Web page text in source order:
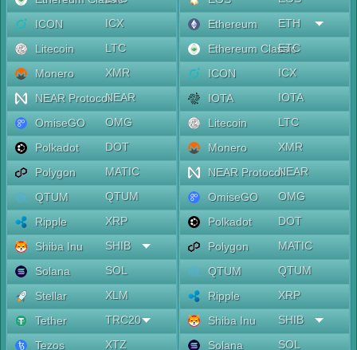
ICON
ICX
Litecoin
LTC
Monero
XMR
NEAR ProtocolNEAR
OmiseGO
OMG
Polkadot
DOT
Polygon
MATIC
QTUM
QTUM
Ripple
XRP
Shiba Inu
SHIB
Solana
SOL
Stellar
XLM
Tether
TRC20
Tezos
XTZ
Ethereum
ETH
Ethereum Classic
ETC
ICON
ICX
IOTA
IOTA
Litecoin
LTC
Monero
XMR
NEAR ProtocolNEAR
OmiseGO
OMG
Polkadot
DOT
Polygon
MATIC
QTUM
QTUM
Ripple
XRP
Shiba Inu
SHIB
Solana
SOL